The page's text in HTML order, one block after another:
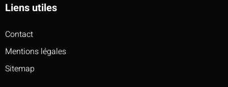
Liens utiles
Contact
Mentions légales
Sitemap